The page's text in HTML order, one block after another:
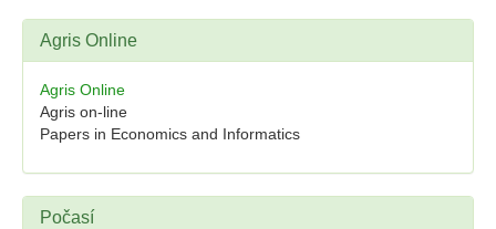
Agris Online
Agris Online
Agris on-line
Papers in Economics and Informatics
Počasí